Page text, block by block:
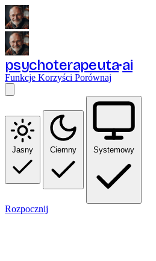
psychoterapeuta ai
Funkcje Korzyści Porównaj
Jasny Ciemny Systemowy
Rozpocznij